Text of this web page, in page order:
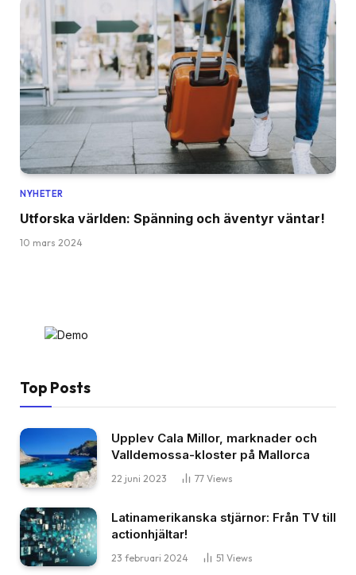
NYHETER
Utforska världen: Spänning och äventyr väntar!
10 mars 2024
Top Posts
Upplev Cala Millor, marknader och
Valldemossa-kloster på Mallorca
22 juni 2023 77 Views
Latinamerikanska stjärnor: Från TV till
actionhjältar!
23 februari 2024 51 Views